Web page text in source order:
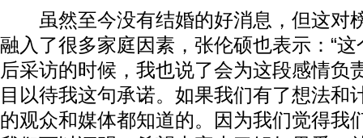
虽然至今没有结婚的好消息，但这对
融入了很多家庭因素，张伦硕也表示：“
后采访的时候，我也说了会为这段感情负
目以待我这句承诺。如果我们有了想法和
的观众和媒体都知道的。因为我们觉得我